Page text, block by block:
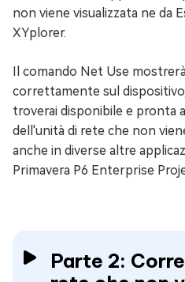
non viene visualizzata ne da
XYplorer.
Il comando Net Use
correttamente sul
troverai disponibile e pronta
dell'unità di rete che non
anche in diverse altre
Primavera P6 Enterprise
Parte 2: